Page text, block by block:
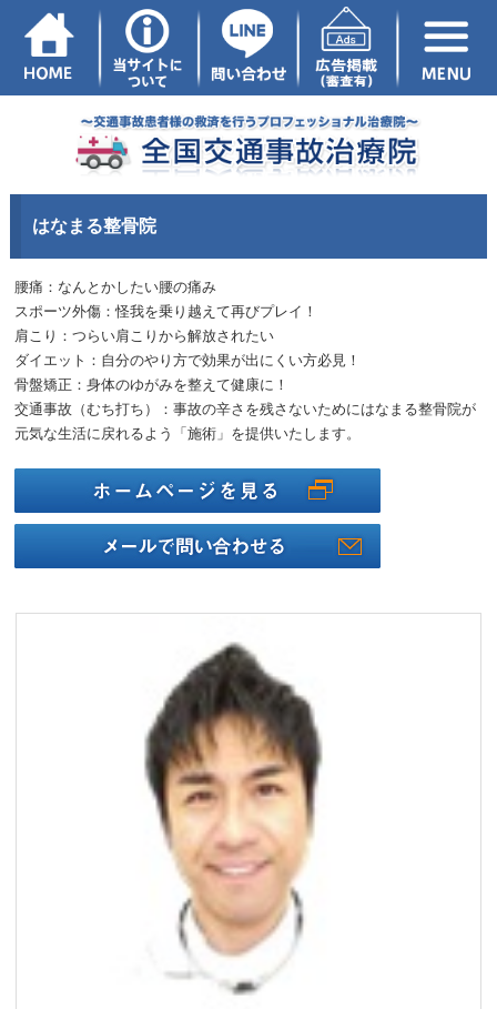
はなまる整骨院
腰痛：なんとかしたい腰の痛み
スポーツ外傷：怪我を乗り越えて再びプレイ！
肩こり：つらい肩こりから解放されたい
ダイエット：自分のやり方で効果が出にくい方必見！
骨盤矯正：身体のゆがみを整えて健康に！
交通事故（むち打ち）：事故の辛さを残さないためにはなまる整骨院が
元気な生活に戻れるよう「施術」を提供いたします。